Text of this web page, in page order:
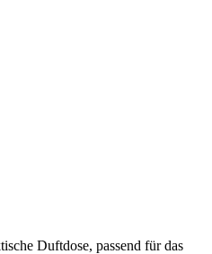
Duftdose, passend für das